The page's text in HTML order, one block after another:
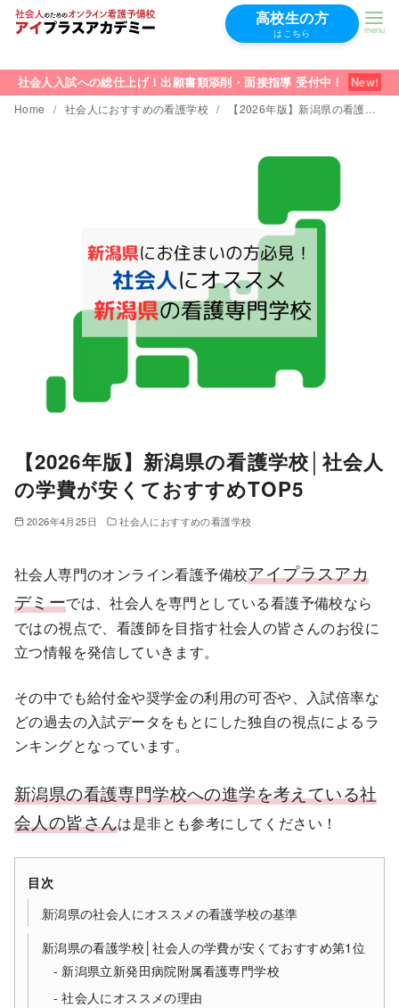
高校生の方
はこちら
社会人入試への総仕上げ！出願書類添削・面接指導 受付中！
Home 社会人におすすめの看護学校 【2026年版】新潟県の看護学校│社会人の学費が安くておすすめTOP5
【2026年版】新潟県の看護学校│社会人
の学費が安くておすすめTOP5
2026年4月25日 社会人におすすめの看護学校
社会人専門のオンライン看護予備校アイプラスアカ
デミーでは、社会人を専門としている看護予備校なら
ではの視点で、看護師を目指す社会人の皆さんのお役に
立つ情報を発信していきます。
その中でも給付金や奨学金の利用の可否や、入試倍率な
どの過去の入試データをもとにした独自の視点によるラ
ンキングとなっています。
新潟県の看護専門学校への進学を考えている社
会人の皆さんは是非とも参考にしてください！
目次
新潟県の社会人にオススメの看護学校の基準
新潟県の看護学校│社会人の学費が安くておすすめ第1位
新潟県立新発田病院附属看護専門学校
社会人にオススメの理由